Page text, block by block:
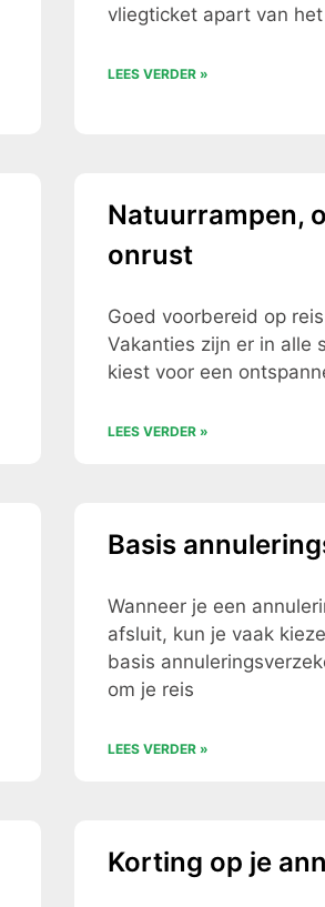
vliegticket apart van
LEES VERDER »
Natuurrampen,
onrust
Goed voorbereid op
Vakanties zijn er in alle
kiest voor een
LEES VERDER »
Basis
Wanneer je een
afsluit, kun je vaak
basis
om je reis
LEES VERDER »
Korting op je